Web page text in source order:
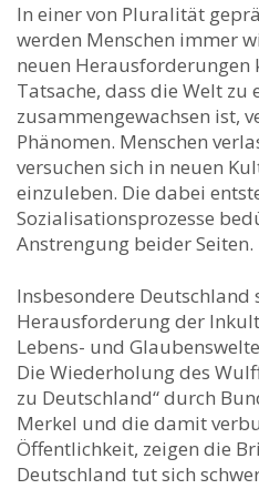
In einer von Pluralität
werden Menschen immer
neuen Herausforderungen
Tatsache, dass die Welt
zusammengewachsen ist,
Phänomen. Menschen
versuchen sich in neuen
einzuleben. Die dabei
Sozialisationsprozesse
Anstrengung beider Seiten.
Insbesondere Deutschland
Herausforderung der
Lebens- und
Die Wiederholung des
zu Deutschland“ durch
Merkel und die damit
Öffentlichkeit, zeigen die
Deutschland tut sich